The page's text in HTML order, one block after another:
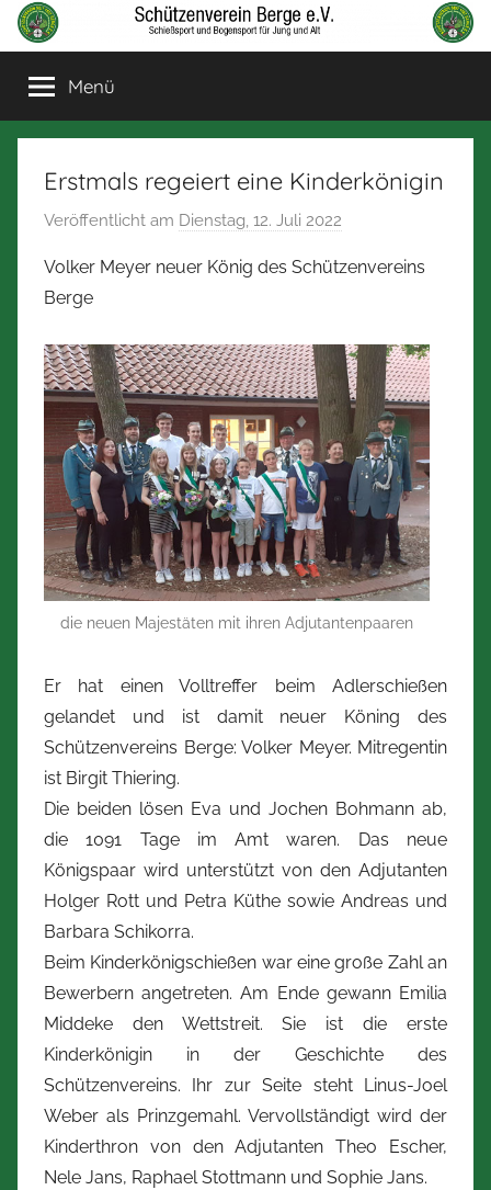
Zum
Inhalt
springenSchützenverein
Berge
und
Bogensport
für
Jung
Menü
Erstmals regeiert eine Kinderkönigin
Veröffentlicht am Dienstag, 12. Juli 2022
n
r
b
r
Z
m
m
e
m
Volker Meyer neuer König des Schützenvereins
Berge
die neuen Majestäten mit ihren Adjutantenpaaren
Er hat einen Volltreffer beim Adlerschießen
gelandet und ist damit neuer Köning des
Schützenvereins Berge: Volker Meyer. Mitregentin
ist Birgit Thiering.
Die beiden lösen Eva und Jochen Bohmann ab,
die 1091 Tage im Amt waren. Das neue
Königspaar wird unterstützt von den Adjutanten
Holger Rott und Petra Küthe sowie Andreas und
Barbara Schikorra.
Beim Kinderkönigschießen war eine große Zahl an
Bewerbern angetreten. Am Ende gewann Emilia
Middeke den Wettstreit. Sie ist die erste
Kinderkönigin in der Geschichte des
Schützenvereins. Ihr zur Seite steht Linus-Joel
Weber als Prinzgemahl. Vervollständigt wird der
Kinderthron von den Adjutanten Theo Escher,
Nele Jans, Raphael Stottmann und Sophie Jans.